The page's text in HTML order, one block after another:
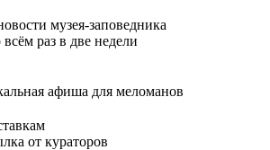
музея-заповедника
раз в две недели
афиша для меломанов
от кураторов